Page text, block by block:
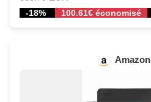
-18% 100.61€ économisé
Amazon